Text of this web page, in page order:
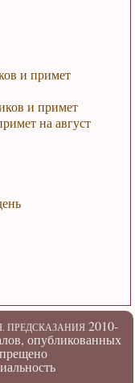
и примет
и примет
на август
ПРЕДСКАЗАНИЯ2010-
опубликованных